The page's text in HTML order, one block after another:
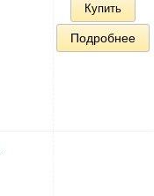
Купить
Подробнее